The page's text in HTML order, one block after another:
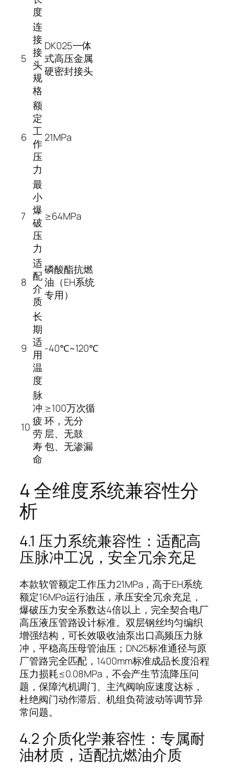
度
5
连
接
接
头
规
格
DK025一体
式高压金属
硬密封接头
6
额
定
工
作
压
力
21MPa
7
最
小
爆
破
压
力
≥64MPa
8
适
配
介
质
磷酸酯抗燃
油（EH系统
专用）
9
长
期
适
用
温
度
-40℃~120℃
10
脉
冲
疲
劳
寿
命
≥100万次循
环，无分
层、无鼓
包、无渗漏
4 全维度系统兼容性分
析
4.1 压力系统兼容性：适配高
压脉冲工况，安全冗余充足
本款软管额定工作压力21MPa，高于EH系统
额定16MPa运行油压，承压安全冗余充足，
爆破压力安全系数达4倍以上，完全契合电厂
高压液压管路设计标准。双层钢丝均匀编织
增强结构，可长效吸收油泵出口高频压力脉
冲，平稳高压母管油压；DN25标准通径与原
厂管路完全匹配，1400mm标准成品长度沿程
压力损耗≤0.08MPa，不会产生节流降压问
题，保障汽机调门、主汽阀响应速度达标，
杜绝阀门动作滞后、机组负荷波动等调节异
常问题。
4.2 介质化学兼容性：专属耐
油材质，适配抗燃油介质